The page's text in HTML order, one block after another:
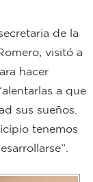
de la
visitó a
hacer
a que
sus sueños.
tenemos